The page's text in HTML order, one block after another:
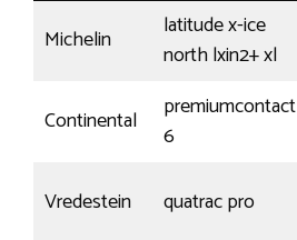
Michelin
latitude x-ice
north lxin2+ xl
Continental
premiumcontact
6
Vredestein quatrac pro